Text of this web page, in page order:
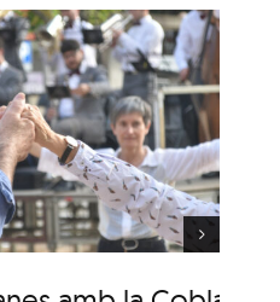
sardanes
Cobla La
de Cassà